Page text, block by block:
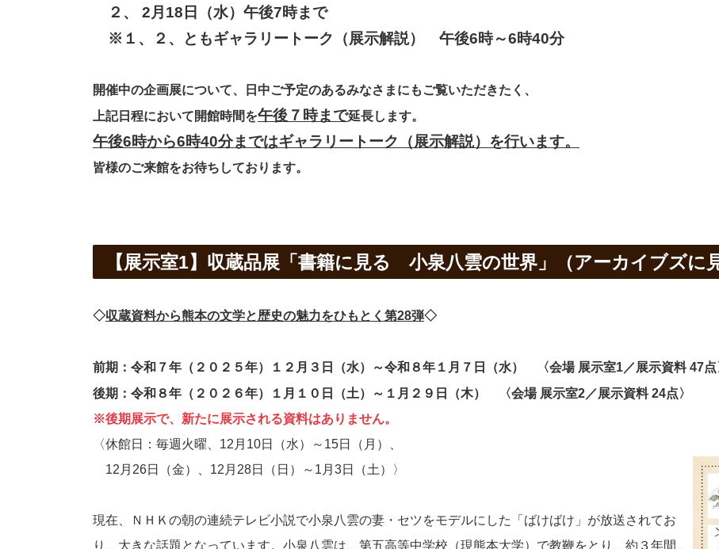
２、 2月18日（水）午後7時まで
※１、２、ともギャラリートーク（展示解説） 午後6時～6時40分
開催中の企画展について、日中ご予定のあるみなさまにもご覧いただきたく、
上記日程において開館時間を午後７時まで延長します。
午後6時から6時40分まではギャラリートーク（展示解説）を行います。
皆様のご来館をお待ちしております。
【展示室1】収蔵品展「書籍に見る 小泉八雲の世界」（アーカイブズに
◇収蔵資料から熊本の文学と歴史の魅力をひもとく第28弾◇
前期：令和７年（２０２５年）１２月３日（水）～令和８年１月７日（水） 〈会場 展示室1／展示資料 47点
後期：令和８年（２０２６年）１月１０日（土）～１月２９日（木） 〈会場 展示室2／展示資料 24点〉
※後期展示で、新たに展示される資料はありません。
〈休館日：毎週火曜、12月10日（水）～15日（月）、
12月26日（金）、12月28日（日）～1月3日（土）〉
現在、ＮＨＫの朝の連続テレビ小説で小泉八雲の妻・セツをモデルにした「ばけばけ」が放送されてお
り、大きな話題となっています。小泉八雲は、第五高等中学校（現熊本大学）で教鞭をとり、約３年間、